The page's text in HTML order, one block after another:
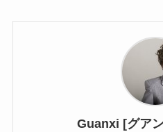
Guanxi [グア